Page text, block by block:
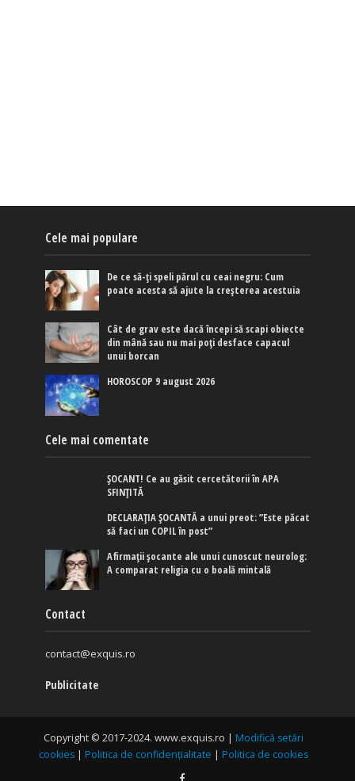
Cele mai populare
De ce să-ți speli părul cu ceai negru: Cum
poate acesta să ajute la creșterea acestuia
Cât de grav este dacă începi să scapi obiecte
din mână sau nu mai poți desface capacul
unui borcan
HOROSCOP 9 august 2026
Cele mai comentate
ȘOCANT! Ce au găsit cercetătorii în APA
SFINȚITĂ
DECLARAȚIA ȘOCANTĂ a unui preot: ”Este păcat
să faci un COPIL în post”
Afirmaţii şocante ale unui cunoscut neurolog:
A comparat religia cu o boală mintală
Contact
contact@exquis.ro
Publicitate
Copyright © 2017-2024. www.exquis.ro | Modifică setări
cookies | Politica de confidențialitate | Politica de cookies